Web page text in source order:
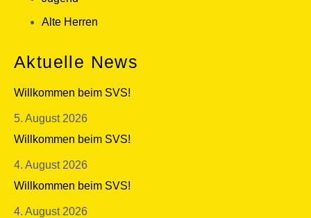
Alte Herren
Aktuelle News
Willkommen beim SVS!
5. August 2026
Willkommen beim SVS!
4. August 2026
Willkommen beim SVS!
4. August 2026